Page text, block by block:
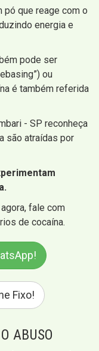
pó que reage com o
energia e
pode ser
ou
é também referida
- SP reconheça
são atraídas por
fale com
de cocaína.
Fixo!
ABUSO